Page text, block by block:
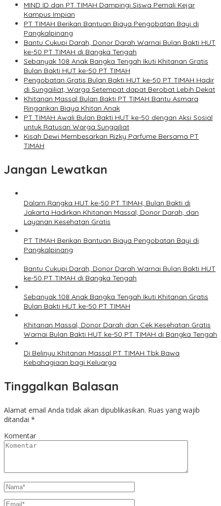
MIND ID dan PT TIMAH Dampingi Siswa Pemali Kejar
Kampus Impian
PT TIMAH Berikan Bantuan Biaya Pengobatan Bayi di
Pangkalpinang
Bantu Cukupi Darah, Donor Darah Warnai Bulan Bakti HUT
ke-50 PT TIMAH di Bangka Tengah
Sebanyak 108 Anak Bangka Tengah Ikuti Khitanan Gratis
Bulan Bakti HUT ke-50 PT TIMAH
Pengobatan Gratis Bulan Bakti HUT ke-50 PT TIMAH Hadir
di Sungailiat, Warga Setempat dapat Berobat Lebih Dekat
Khitanan Massal Bulan Bakti PT TIMAH Bantu Asmara
Ringankan Biaya Khitan Anak
PT TIMAH Awali Bulan Bakti HUT ke-50 dengan Aksi Sosial
untuk Ratusan Warga Sungailiat
Kisah Dewi Membesarkan Rizky Parfume Bersama PT
TIMAH
Jangan Lewatkan
Dalam Rangka HUT ke-50 PT TIMAH, Bulan Bakti di
Jakarta Hadirkan Khitanan Massal, Donor Darah, dan
Layanan Kesehatan Gratis
PT TIMAH Berikan Bantuan Biaya Pengobatan Bayi di
Pangkalpinang
Bantu Cukupi Darah, Donor Darah Warnai Bulan Bakti HUT
ke-50 PT TIMAH di Bangka Tengah
Sebanyak 108 Anak Bangka Tengah Ikuti Khitanan Gratis
Bulan Bakti HUT ke-50 PT TIMAH
Khitanan Massal, Donor Darah dan Cek Kesehatan Gratis
Warnai Bulan Bakti HUT ke-50 PT TIMAH di Bangka Tengah
Di Belinyu Khitanan Massal PT TIMAH Tbk Bawa
Kebahagiaan bagi Keluarga
Tinggalkan Balasan
Alamat email Anda tidak akan dipublikasikan. Ruas yang wajib
ditandai *
Komentar